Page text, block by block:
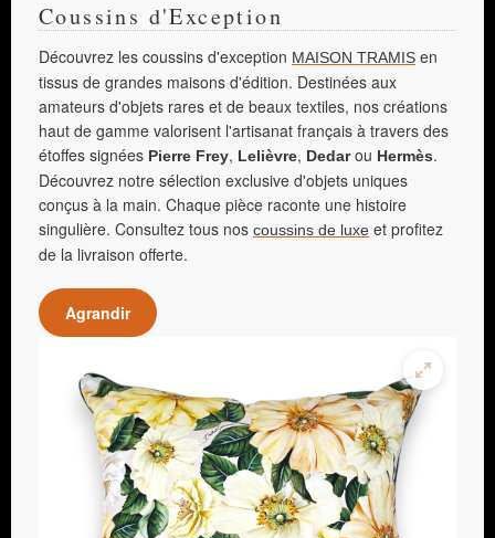
Coussins d'Exception
Découvrez les coussins d'exception MAISON TRAMIS en
tissus de grandes maisons d'édition. Destinées aux
amateurs d'objets rares et de beaux textiles, nos créations
haut de gamme valorisent l'artisanat français à travers des
étoffes signées Pierre Frey, Lelièvre, Dedarou Hermès.
Découvrez notre sélection exclusive d'objets uniques
conçus à la main. Chaque pièce raconte une histoire
singulière. Consultez tous nos coussins de luxe et profitez
de la livraison offerte.
Agrandir